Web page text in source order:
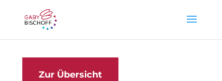
Zur Übersicht